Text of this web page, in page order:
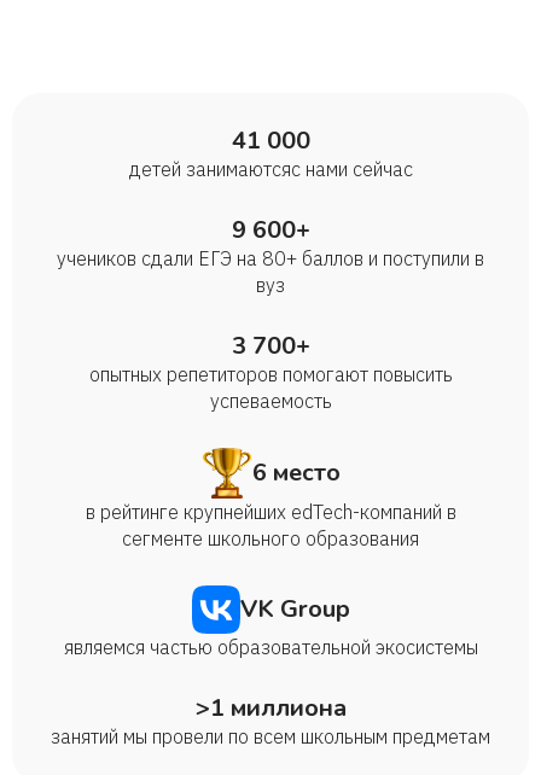
41 000
детей занимаются с нами сейчас
9 600+
учеников сдали ЕГЭ на 80+ баллов и поступили в
вуз
3 700+
опытных репетиторов помогают повысить
успеваемость
6 место
в рейтинге крупнейших edTech-компаний в
сегменте школьного образования
VK Group
являемся частью образовательной экосистемы
>1 миллиона
занятий мы провели по всем школьным предметам